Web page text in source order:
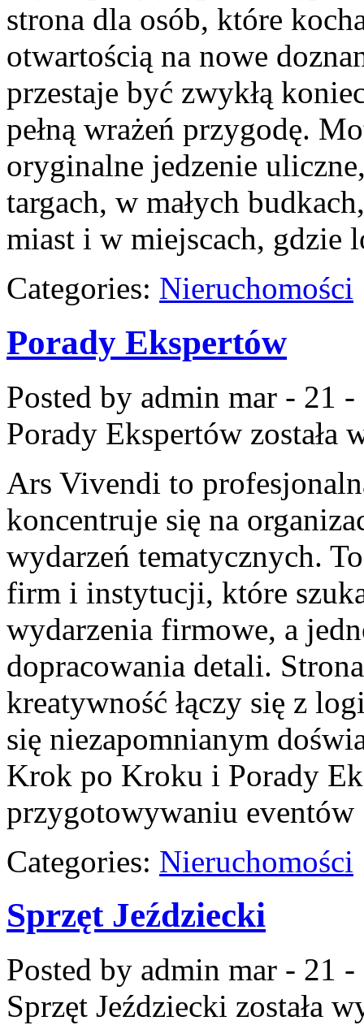
strona dla osób, które
otwartością na nowe
przestaje być zwykłą
pełną wrażeń przygodę.
oryginalne jedzenie
targach, w małych
miast i w miejscach,
Categories: Nieruchomości
Porady Ekspertów
Posted by admin mar - 21 -
Porady Ekspertów została
Ars Vivendi to
koncentruje się na
wydarzeń tematycznych.
firm i instytucji, które
wydarzenia firmowe, a
dopracowania detali.
kreatywność łączy się z
się niezapomnianym
Krok po Kroku i Porady
przygotowywaniu
Categories: Nieruchomości
Sprzęt Jeździecki
Posted by admin mar - 21 -
Sprzęt Jeździecki została